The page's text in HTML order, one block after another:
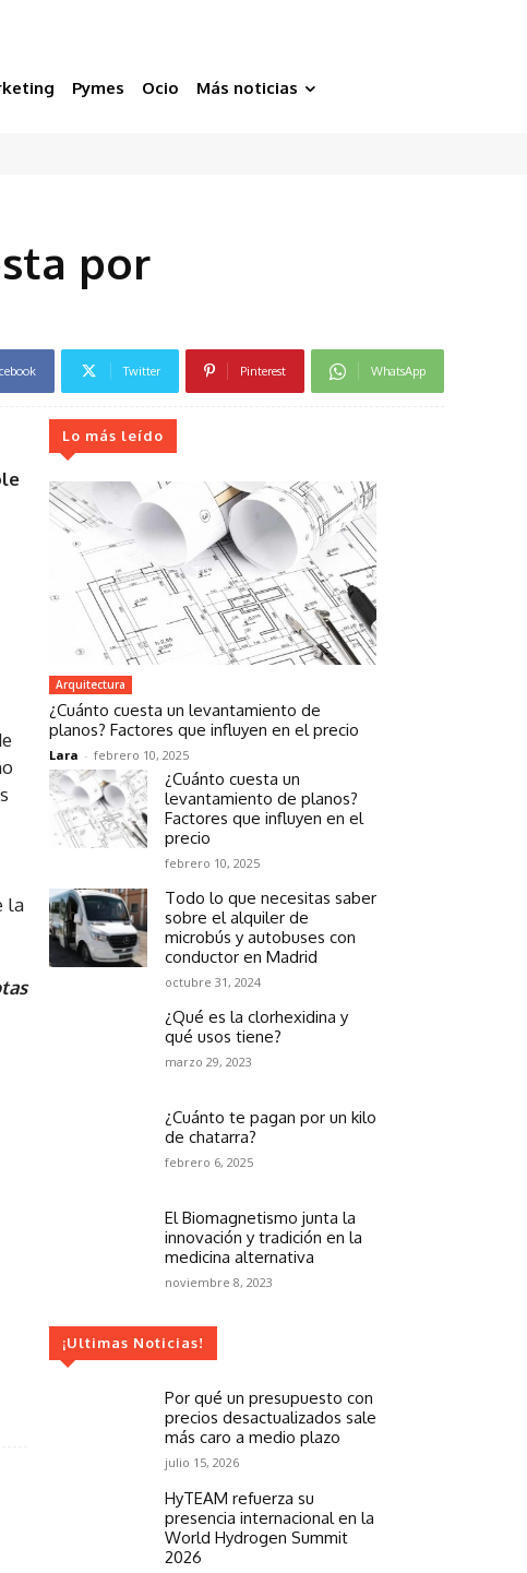
Pymes Ocio Más noticias
por
Twitter Pinterest WhatsApp
la
Lo más leído
Arquitectura
¿Cuánto cuesta un levantamiento de
planos? Factores que influyen en el precio
Lara - febrero 10, 2025
¿Cuánto cuesta un
levantamiento de planos?
Factores que influyen en el
precio
febrero 10, 2025
Todo lo que necesitas saber
sobre el alquiler de
microbús y autobuses con
conductor en Madrid
octubre 31, 2024
¿Qué es la clorhexidina y
qué usos tiene?
marzo 29, 2023
¿Cuánto te pagan por un kilo
de chatarra?
febrero 6, 2025
El Biomagnetismo junta la
innovación y tradición en la
medicina alternativa
noviembre 8, 2023
¡Ultimas Noticias!
Por qué un presupuesto con
precios desactualizados sale
más caro a medio plazo
julio 15, 2026
HyTEAM refuerza su
presencia internacional en la
World Hydrogen Summit
2026